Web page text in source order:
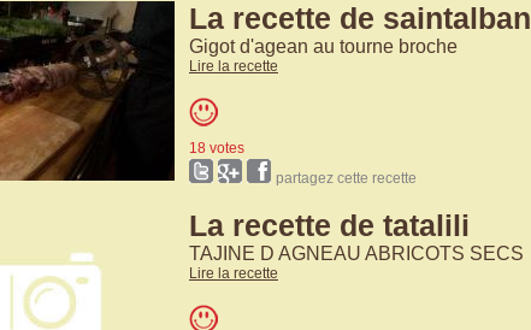
La recette de saintalban
Gigot d'agean au tourne broche
Lire la recette
18 votes
partagez cette recette
La recette de tatalili
TAJINE D AGNEAU ABRICOTS SECS
Lire la recette